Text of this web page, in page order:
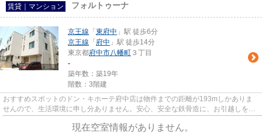
賃貸｜マンション フォルトゥーナ
京王線 「 東府中 」駅 徒歩6分
京王線 「 府中 」駅 徒歩14分
東京都府中市八幡町 ３丁目
-
築年数：築19年
階数：3階建
おすすめスポットのドン・キホーテ府中店は物件までの距離が193mしかありま
せんので、生活環境に申し分ありません。安心、安全な鉄骨造に、お引越しをご
現在空室情報がありません。